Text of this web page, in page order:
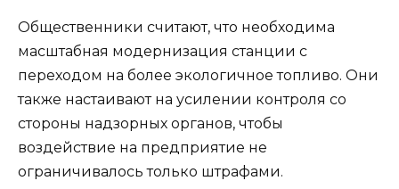
Общественники считают, что необходима
масштабная модернизация станции с
переходом на более экологичное топливо. Они
также настаивают на усилении контроля со
стороны надзорных органов, чтобы
воздействие на предприятие не
ограничивалось только штрафами.